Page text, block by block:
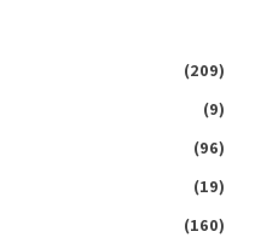
(209)
(9)
(96)
(19)
(160)